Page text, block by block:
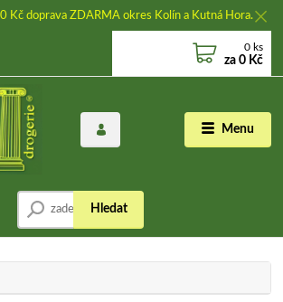
Kč doprava ZDARMA okres Kolín a Kutná Hora.
Menu
Hledat
0 ks
za 0 Kč